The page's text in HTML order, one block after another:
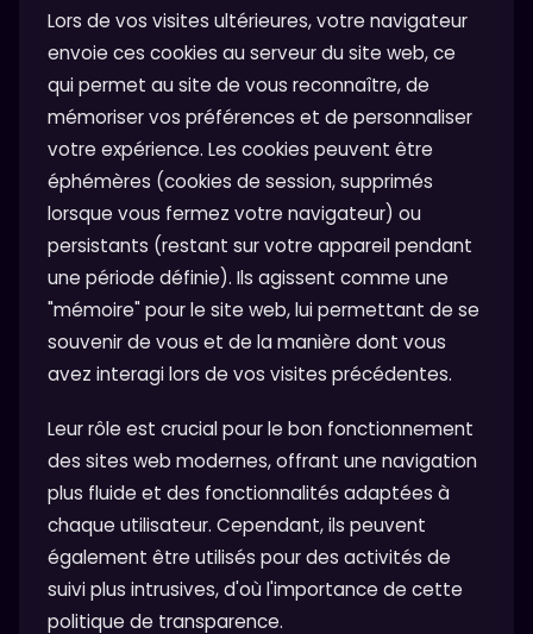
Lors de vos visites ultérieures, votre navigateur
envoie ces cookies au serveur du site web, ce
qui permet au site de vous reconnaître, de
mémoriser vos préférences et de personnaliser
votre expérience. Les cookies peuvent être
éphémères (cookies de session, supprimés
lorsque vous fermez votre navigateur) ou
persistants (restant sur votre appareil pendant
une période définie). Ils agissent comme une
"mémoire" pour le site web, lui permettant de se
souvenir de vous et de la manière dont vous
avez interagi lors de vos visites précédentes.
Leur rôle est crucial pour le bon fonctionnement
des sites web modernes, offrant une navigation
plus fluide et des fonctionnalités adaptées à
chaque utilisateur. Cependant, ils peuvent
également être utilisés pour des activités de
suivi plus intrusives, d'où l'importance de cette
politique de transparence.